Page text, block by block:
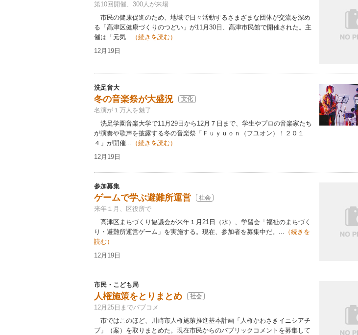
第10回開催、300人が来場
市民の健康促進のため、地域で日々活動するさまざまな団体が交流を深め
る「高津区健康づくりのつどい」が11月30日、高津市民館で開催された。主
催は「元気... （続きを読む）
12月19日
洗足音大
冬の音楽祭が大盛況 文化
名演が１万人を魅了
洗足学園音楽大学で11月29日から12月７日まで、学生やプロの音楽家たち
が演奏や歌声を披露する冬の音楽祭「Ｆｕｙｕｏｎ（フユオン）！２０１
４」が開催... （続きを読む）
12月19日
参加募集
ゲームで学ぶ避難所運営 社会
来年１月、区役所で
高津区まちづくり協議会が来年１月21日（水）、学習会「福祉のまちづく
り・避難所運営ゲーム」を実施する。現在、参加者を募集中だ。... （続きを
読む）
12月19日
市民・こども局
人権施策をとりまとめ 社会
12月25日までパブコメ
市ではこのほど、川崎市人権施策推進基本計画「人権かわさきイニシアチ
ブ」（案）を取りまとめた。現在市民からのパブリックコメントを募集して